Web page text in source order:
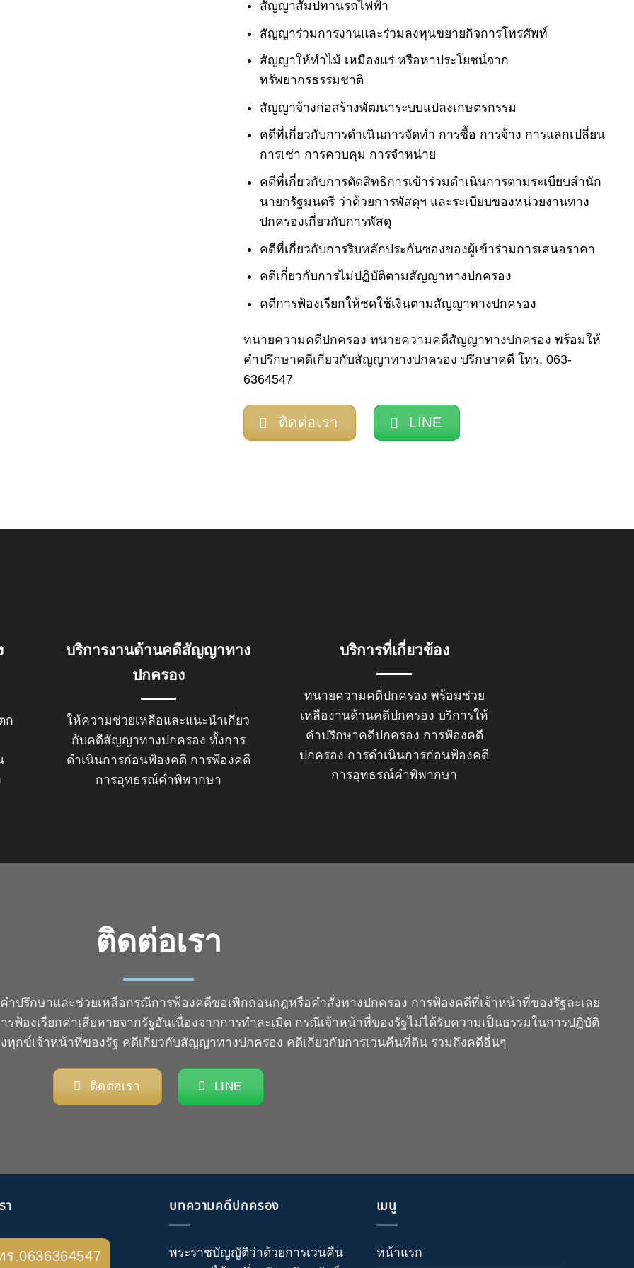
สัญญาสัมปทานรถไฟฟ้า
สัญญาร่วมการงานและร่วมลงทุนขยายกิจการโทรศัพท์
สัญญาให้ทำไม้ เหมืองแร่ หรือหาประโยชน์จาก
ทรัพยากรธรรมชาติ
สัญญาจ้างก่อสร้างพัฒนาระบบแปลงเกษตรกรรม
คดีที่เกี่ยวกับการดำเนินการจัดทำ การซื้อ การจ้าง การแลกเปลี่ยน
การเช่า การควบคุม การจำหน่าย
คดีที่เกี่ยวกับการตัดสิทธิการเข้าร่วมดำเนินการตามระเบียบสำนัก
นายกรัฐมนตรี ว่าด้วยการพัสดุฯ และระเบียบของหน่วยงานทาง
ปกครองเกี่ยวกับการพัสดุ
คดีที่เกี่ยวกับการริบหลักประกันซองของผู้เข้าร่วมการเสนอราคา
คดีเกี่ยวกับการไม่ปฏิบัติตามสัญญาทางปกครอง
คดีการฟ้องเรียกให้ชดใช้เงินตามสัญญาทางปกครอง
ทนายความคดีปกครอง ทนายความคดีสัญญาทางปกครอง พร้อมให้
คำปรึกษาคดีเกี่ยวกับสัญญาทางปกครอง ปรึกษาคดี โทร. 063-
6364547
ติดต่อเรา LINE
ก
บริการงานด้านคดีสัญญาทาง
ปกครอง
ให้ความช่วยเหลือและแนะนำเกี่ยว
กับคดีสัญญาทางปกครอง ทั้งการ
ดำเนินการก่อนฟ้องคดี การฟ้องคดี
การอุทธรณ์คำพิพากษา
บริการที่เกี่ยวข้อง
ทนายความคดีปกครอง พร้อมช่วย
เหลืองานด้านคดีปกครอง บริการให้
คำปรึกษาคดีปกครอง การฟ้องคดี
ปกครอง การดำเนินการก่อนฟ้องคดี
การอุทธรณ์คำพิพากษา
ติดต่อเรา
ปรึกษาและช่วยเหลือกรณีการฟ้องคดีขอเพิกถอนกฎหรือคำสั่งทางปกครอง การฟ้องคดีที่เจ้าหน้าที่ของรัฐละเลย
องเรียกค่าเสียหายจากรัฐอันเนื่องจากการทำละเมิด กรณีเจ้าหน้าที่ของรัฐไม่ได้รับความเป็นธรรมในการปฏิบัติ
ทุกข์เจ้าหน้าที่ของรัฐ คดีเกี่ยวกับสัญญาทางปกครอง คดีเกี่ยวกับการเวนคืนที่ดิน รวมถึงคดีอื่นๆ
ติดต่อเรา LINE
า
ร.0636364547
บทความคดีปกครอง
พระราชบัญญัติว่าด้วยการเวนคืน
เมนู
หน้าแรก